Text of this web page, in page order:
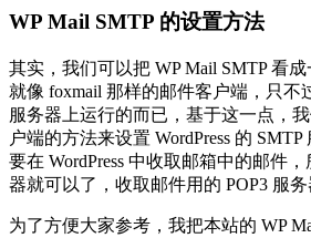
WP Mail SMTP 的设置方法
其实，我们可以把 WP Mail SMTP 看
就像 foxmail 那样的邮件客户端，只不
服务器上运行的而已，基于这一点，
户端的方法来设置 WordPress 的
要在 WordPress 中收取邮箱中的邮件
器就可以了，收取邮件用的 POP3 服务
为了方便大家参考，我把本站的 WP